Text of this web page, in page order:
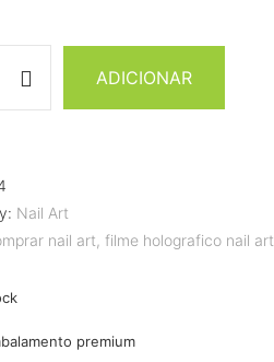
ADICIONAR
Nail Art
nail art,filme holografico nail art
premium